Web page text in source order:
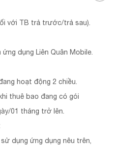
với TB trả trước/trả sau).
dụng Liên Quân Mobile.
hoạt động 2 chiều.
thuê bao đang có gói
01 tháng trở lên.
dụng ứng dụng nêu trên,